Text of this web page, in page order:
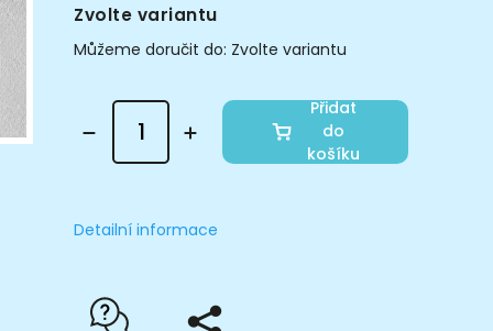
Zvolte variantu
Můžeme doručit do: Zvolte variantu
Přidat
do
košíku
Detailní informace